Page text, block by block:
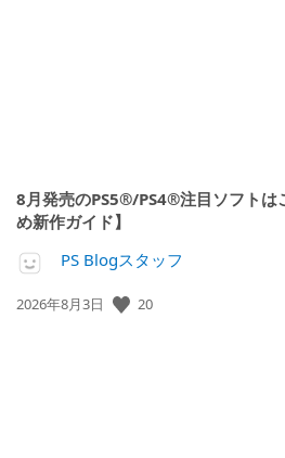
8月発売のPS5®/PS4®注目ソフトは
め新作ガイド】
PS Blogスタッフ
公
2026年8月3日 20